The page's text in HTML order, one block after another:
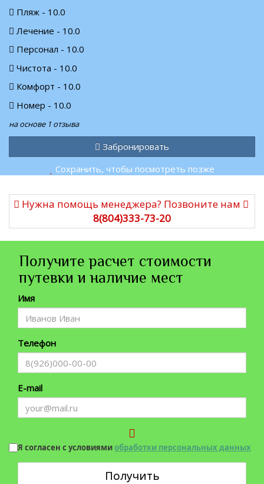
Пляж - 10.0
Лечение - 10.0
Персонал - 10.0
Чистота - 10.0
Комфорт - 10.0
Номер - 10.0
на основе 1 отзыва
Забронировать
Сохранить, чтобы посмотреть позже
Нужна помощь менеджера? Позвоните нам
8(804)333-73-20
Получите расчет стоимости
путевки и наличие мест
Имя
Телефон
E-mail
Я согласен с условиямиобработки персональных данных
Получить